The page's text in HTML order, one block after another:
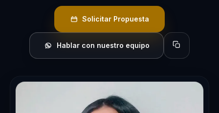
Solicitar Propuesta
Hablar con nuestro equipo Copiar perfil